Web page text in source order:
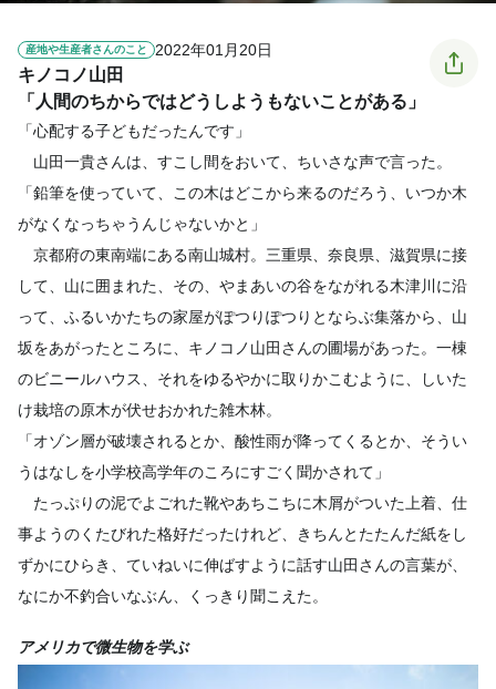
産地や生産者さんのこと 2022年01月20日
キノコノ山田
「人間のちからではどうしようもないことがある」
「心配する子どもだったんです」
山田一貴さんは、すこし間をおいて、ちいさな声で言った。
「鉛筆を使っていて、この木はどこから来るのだろう、いつか木
がなくなっちゃうんじゃないかと」
京都府の東南端にある南山城村。三重県、奈良県、滋賀県に接
して、山に囲まれた、その、やまあいの谷をながれる木津川に沿
って、ふるいかたちの家屋がぽつりぽつりとならぶ集落から、山
坂をあがったところに、キノコノ山田さんの圃場があった。一棟
のビニールハウス、それをゆるやかに取りかこむように、しいた
け栽培の原木が伏せおかれた雑木林。
「オゾン層が破壊されるとか、酸性雨が降ってくるとか、そうい
うはなしを小学校高学年のころにすごく聞かされて」
たっぷりの泥でよごれた靴やあちこちに木屑がついた上着、仕
事ようのくたびれた格好だったけれど、きちんとたたんだ紙をし
ずかにひらき、ていねいに伸ばすように話す山田さんの言葉が、
なにか不釣合いなぶん、くっきり聞こえた。
アメリカで微生物を学ぶ